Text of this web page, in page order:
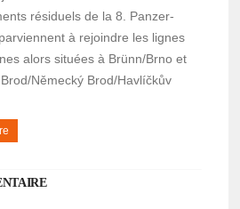
résiduels de la 8. Panzer-
à rejoindre les lignes
alors situées à Brünn/Brno et
Německý Brod/Havlíčkův